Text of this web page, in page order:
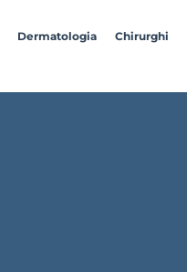
Dermatologia Chirurghi